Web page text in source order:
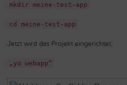
mkdir meine-test-app
cd meine-test-app
Jetzt wird das Projekt eingerichtet:
„yo webapp“